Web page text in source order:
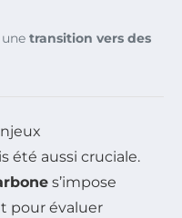
transition vers des
été aussi cruciale.
s’impose
pour évaluer